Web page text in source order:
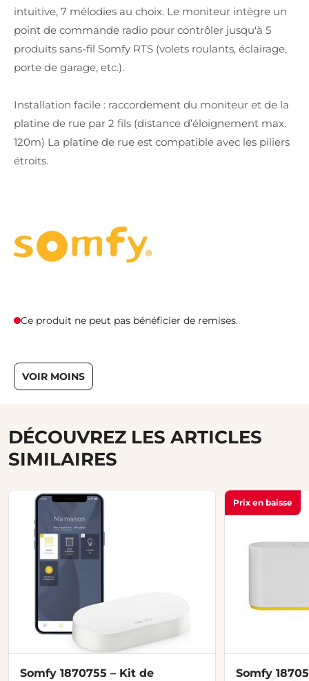
intuitive, 7 mélodies au choix. Le moniteur intègre un
point de commande radio pour contrôler jusqu'à 5
produits sans-fil Somfy RTS (volets roulants, éclairage,
porte de garage, etc.).
Installation facile : raccordement du moniteur et de la
platine de rue par 2 fils (distance d’éloignement max.
120m) La platine de rue est compatible avec les piliers
étroits.
Ce produit ne peut pas bénéficier de remises.
VOIR MOINS
DÉCOUVREZ LES ARTICLES
SIMILAIRES
Somfy 1870755 – Kit de
Prix en baisse
Somfy